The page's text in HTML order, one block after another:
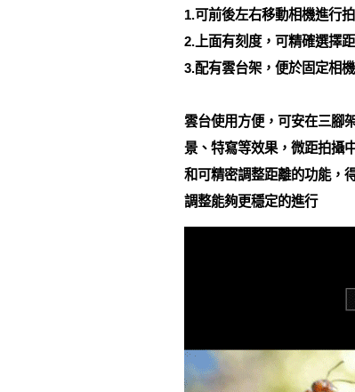
1.可前後左右移動相機進行拍
2.上面有刻度，可精確選擇距
3.配有雲台架，便於固定相機
雲台使用方便，可安在三腳
景、特寫等效果，微距拍攝
和可精密調整距離的功能，
調整能夠更穩定的進行